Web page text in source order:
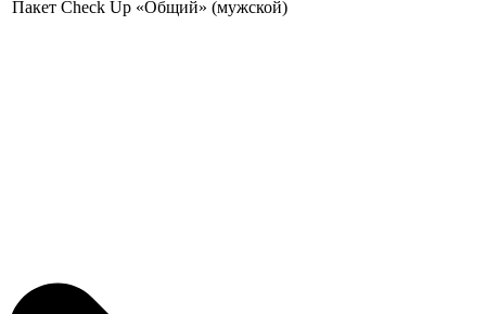
Пакет Check Up «Общий» (мужской)